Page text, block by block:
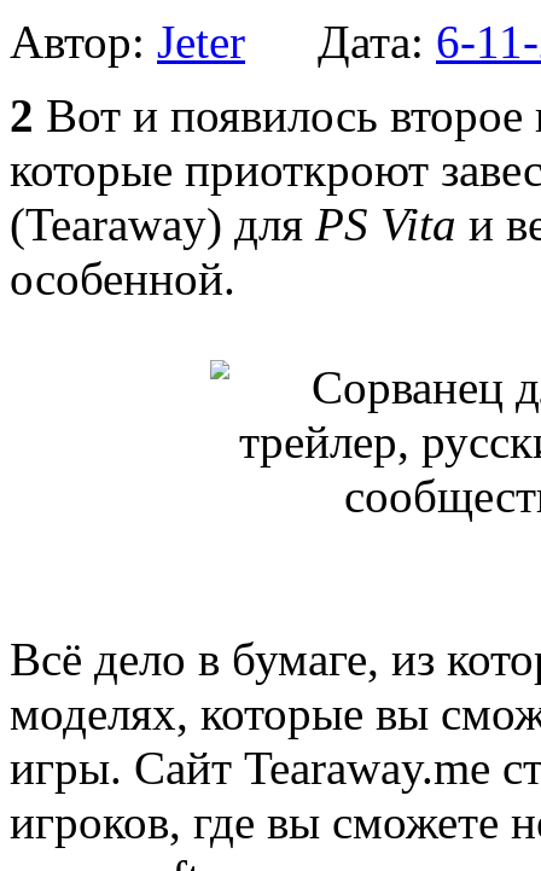
Автор: Jeter Дата: 6-
2 Вот и появилось
которые приоткроют
(Tearaway) для PS Vita и
особенной.
Всё дело в бумаге, из
моделях, которые вы
игры. Сайт Tearaway.me
игроков, где вы сможете